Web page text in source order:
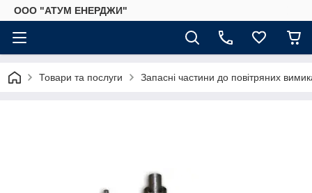
ООО "АТУМ ЕНЕРДЖИ"
Товари та послуги Запасні частини до повітряних